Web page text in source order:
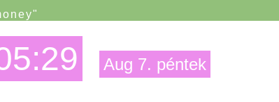
Aug 7. péntek